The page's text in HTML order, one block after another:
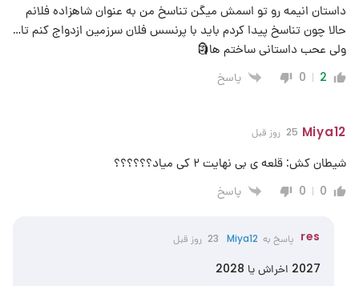
داستان انیمه رو تو اسمش میگن تناسخ من به عنوان شاهزاده فلانم
حالا چون تناسخ پیدا کردم باید با پرنسس فلان سرزمین ازدواج کنم تا…
ولی عحب داستانی ساختم ها🗿
2
0 پاسخ
Miya12 25 روز قبل
شیطان کش: قلعه ی بی نهایت ۲ کی میاد؟؟؟؟؟؟
0
0 پاسخ
res پاسخ به Miya12 23 روز قبل
2027 اخراش یا 2028